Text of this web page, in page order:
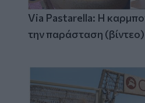
Via Pastarella: Η
την παράσταση (βίντεο)